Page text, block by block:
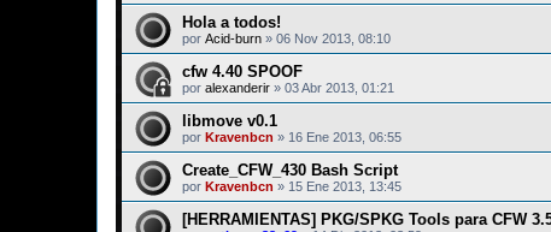
Hola a todos!
por Acid-burn » 06 Nov 2013, 08:10
cfw 4.40 SPOOF
por alexanderir » 03 Abr 2013, 01:21
libmove v0.1
por Kravenbcn » 16 Ene 2013, 06:55
Create_CFW_430 Bash Script
por Kravenbcn » 15 Ene 2013, 13:45
[HERRAMIENTAS] PKG/SPKG Tools para CFW